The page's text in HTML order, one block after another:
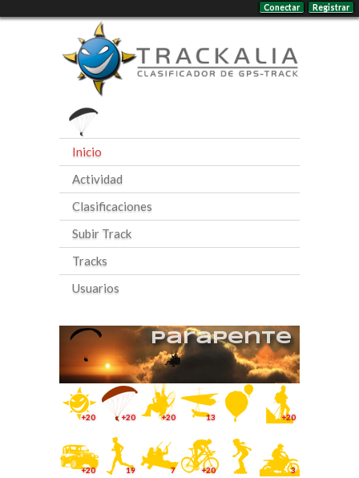
Conectar Registrar
Inicio
Actividad
Clasificaciones
Subir Track
Tracks
Usuarios
Parapente
+20 +20 +20 13 +20
+20 19 7 +20 3